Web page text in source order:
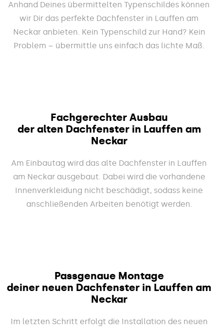
Anhand Deines übermittelten Typenschildes können
wir Dir das perfekte Dachfenster in Lauffen am
Neckar anbieten. Kein Typenschild zur Hand? Kein
Problem – übermittle uns einfach das lichte Maß.
Fachgerechter Ausbau
der alten Dachfenster in Lauffen am
Neckar
Am Einbautag wird das alte Dachfenster in Lauffen
am Neckar ausgebaut. Dabei wird die vorhandene
Innenverkleidung nicht beschädigt, sodass keine
anschließenden Arbeiten benötigt werden.
Passgenaue Montage
deiner neuen Dachfenster in Lauffen am
Neckar
Im letzten Schritt erfolgt die Installation des neuen